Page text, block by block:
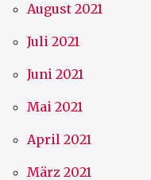
August 2021
Juli 2021
Juni 2021
Mai 2021
April 2021
März 2021